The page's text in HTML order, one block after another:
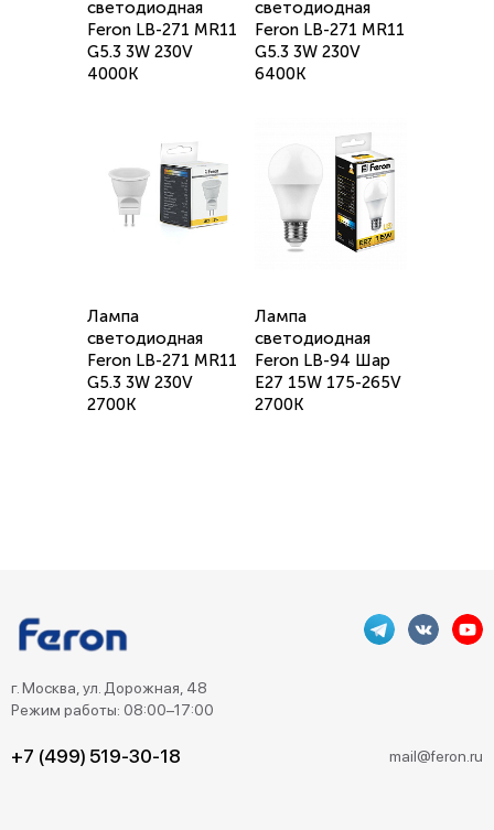
светодиодная
Feron LB-271 MR11
G5.3 3W 230V
4000K
светодиодная
Feron LB-271 MR11
G5.3 3W 230V
6400K
Лампа
светодиодная
Feron LB-271 MR11
G5.3 3W 230V
2700K
Лампа
светодиодная
Feron LB-94 Шар
E27 15W 175-265V
2700K
г. Москва, ул. Дорожная, 48
Режим работы: 08:00–17:00
+7 (499) 519-30-18 mail@feron.ru